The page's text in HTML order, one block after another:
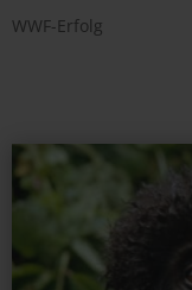
WWF-Erfolg